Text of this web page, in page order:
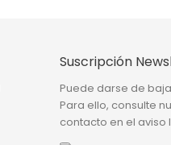
Suscripción
Puede darse de
Para ello, consulte
contacto en el aviso